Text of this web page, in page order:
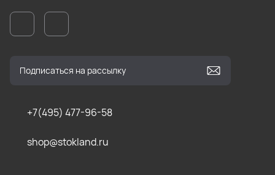
+7(495) 477-96-58
shop@stokland.ru